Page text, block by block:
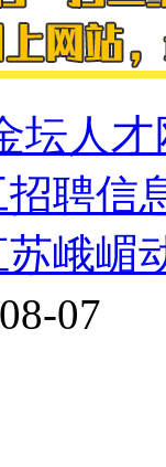
坛人才
聘信
苏峨嵋
07